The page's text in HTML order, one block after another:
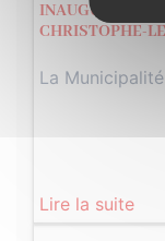
INAUGURATION
CHRISTOPHE-
La
Lire la suite